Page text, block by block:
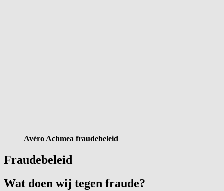
Avéro Achmea fraudebeleid
Fraudebeleid
Wat doen wij tegen fraude?